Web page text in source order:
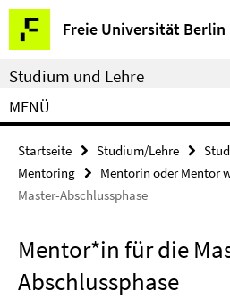
Springe
direkt
zu
Inhalt
Freie Universität Berlin
Service-
Navigation
Studium und Lehre
MENÜ
Startseite Studium/Lehre
Mentoring
Mentorin oder Mentor
Master-Abschlussphase
Mentor*in für die
Abschlussphase